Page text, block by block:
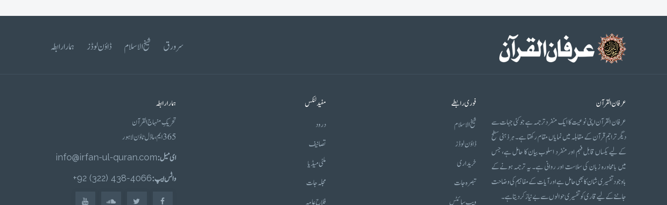
سرورق شیخ الاسلام ڈاؤن لوڈز ہمارا رابطہ
عرفان القرآن
عرفان القرآن اپنی نوعیت کا ایک منفرد ترجمہ ہے جو کئی جہات سے
دیگر تراجم قرآن کے مقابلہ میں نمایاں مقام رکھتا ہے۔ ہر ذہنی سطح
کے لیے یکساں قابل فہم اور منفرد اسلوب بیان کا حامل ہے، جس
میں بامحاورہ زبان کی سلاست اور روانی ہے۔ یہ ترجمہ ہونے کے
باوجود تفسیری شان کا بھی حامل ہے اور آیات کے مفاہیم کی وضاحت
جاننے کے لیے قاری کو تفسیری حوالوں سے بے نیاز کر دیتا ہے۔
فوری رابطے
شیخ الاسلام
ڈاؤن لوڈز
خریداری
تبصرہ جات
ویب سائٹس
مفید لنکس
درود
تصانیف
ملٹی میڈیا
مجلہ جات
فلاح عامہ
ہمارا رابطہ
تحریکِ منہاج القرآن
365 ایم، ماڈل ٹاؤن لاہور
ای میل :info@irfan-ul-quran.com
واٹس ایپ :4066-438 (322) 92+